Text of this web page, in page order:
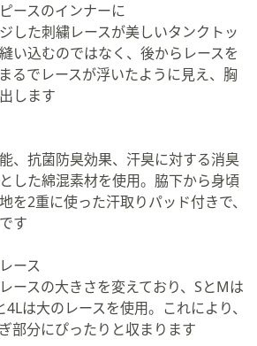
ースのインナーに
した刺繍レースが美しいタンクトッ
い込むのではなく、後からレースを
るでレースが浮いたように見え、胸
します
、抗菌防臭効果、汗臭に対する消臭
した綿混素材を使用。脇下から身頃
を2重に使った汗取りパッド付きで、
す
ース
ースの大きさを変えており、SとMは
は大のレースを使用。これにより、
部分にぴったりと収まります